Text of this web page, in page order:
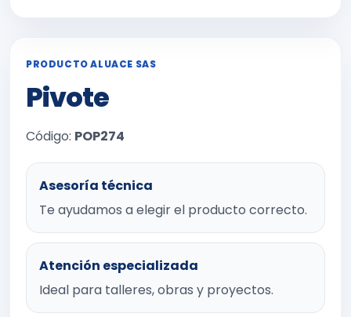
PRODUCTO ALUACE SAS
Pivote
Código: POP274
Asesoría técnica
Te ayudamos a elegir el producto correcto.
Atención especializada
Ideal para talleres, obras y proyectos.